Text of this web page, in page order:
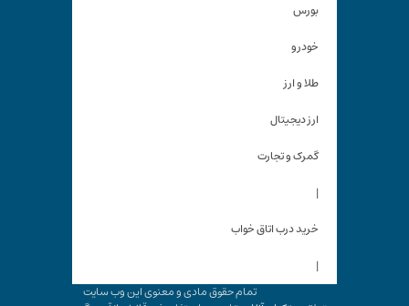
بورس
خودرو
طلا و ارز
ارز دیجیتال
گمرک و تجارت
|
خرید درب اتاق خواب
|
تمام حقوق مادی و معنوی این وب سایت